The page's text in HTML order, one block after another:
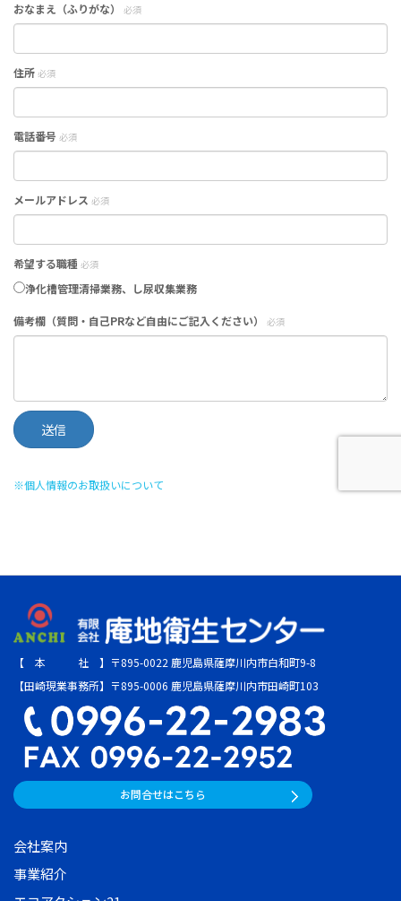
おなまえ（ふりがな） 必須
住所 必須
電話番号 必須
メールアドレス 必須
希望する職種 必須
浄化槽管理清掃業務、し尿収集業務
備考欄（質問・自己PRなど自由にご記入ください） 必須
※個人情報のお取扱いについて
【 本 社 】〒895-0022 鹿児島県薩摩川内市白和町9-8
【田崎現業事務所】〒895-0006 鹿児島県薩摩川内市田崎町103
お問合せはこちら
会社案内
事業紹介